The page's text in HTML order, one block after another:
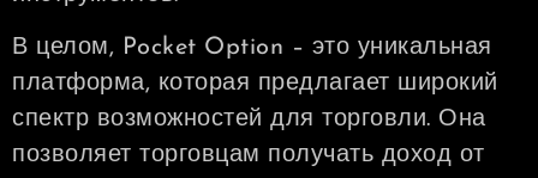
В целом, Pocket Option – это уникальная
платформа, которая предлагает широкий
спектр возможностей для торговли. Она
позволяет торговцам получать доход от